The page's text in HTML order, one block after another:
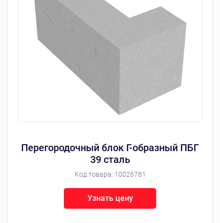
Перегородочный блок Г-образный ПБГ
39 сталь
Код товара: 10026781
Узнать цену